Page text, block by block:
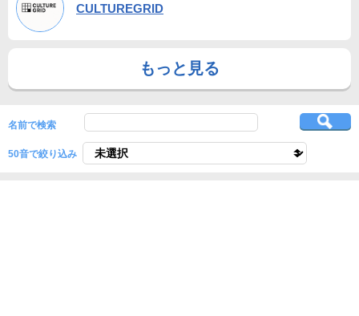
CULTUREGRID
もっと見る
名前で検索
50音で絞り込み